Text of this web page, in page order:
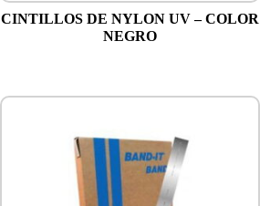
CINTILLOS DE NYLON UV – COLOR
NEGRO